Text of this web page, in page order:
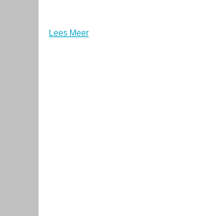
Lees Meer